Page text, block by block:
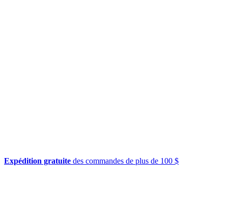
Expédition gratuite des commandes de plus de 100 $